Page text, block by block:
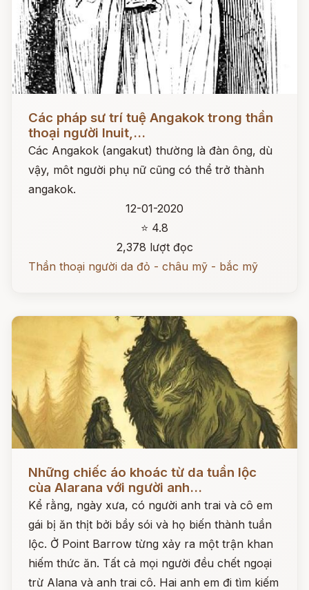
Các pháp sư trí tuệ Angakok trong thần
thoại người Inuit,...
Các Angakok (angakut) thường là đàn ông, dù
vậy, môt người phụ nữ cũng có thể trở thành
angakok.
12-01-2020
⭐ 4.8
2,378 lượt đọc
Thần thoại người da đỏ - châu mỹ - bắc mỹ
Những chiếc áo khoác từ da tuần lộc
cùa Alarana với người anh...
Kể rằng, ngày xưa, có người anh trai và cô em
gái bị ăn thịt bởi bầy sói và họ biến thành tuần
lộc. Ở Point Barrow từng xảy ra một trận khan
hiếm thức ăn. Tất cả mọi người đều chết ngoại
trừ Alana và anh trai cô. Hai anh em đi tìm kiếm